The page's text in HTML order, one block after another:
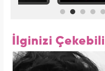
İlginizi